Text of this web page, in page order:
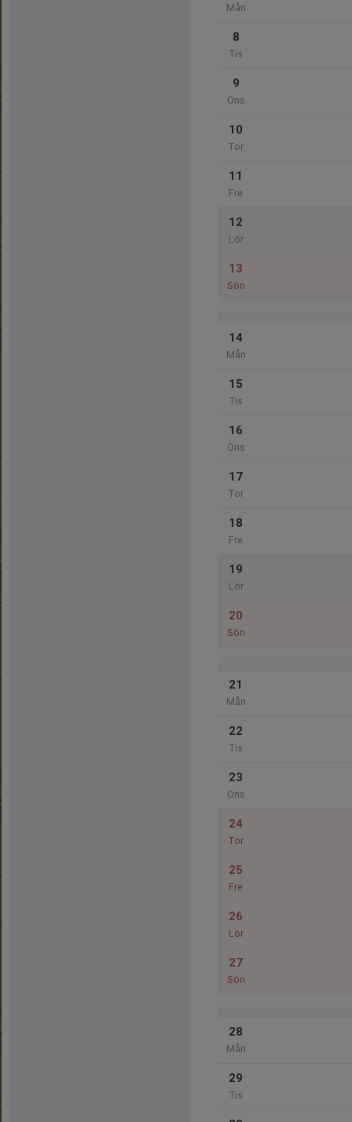
Mån
8
Tis
9
Ons
10
Tor
11
Fre
12
Lör
13
Sön
14
Mån
15
Tis
16
Ons
17
Tor
18
Fre
19
Lör
20
Sön
21
Mån
22
Tis
23
Ons
24
Tor
25
Fre
26
Lör
27
Sön
28
Mån
29
Tis